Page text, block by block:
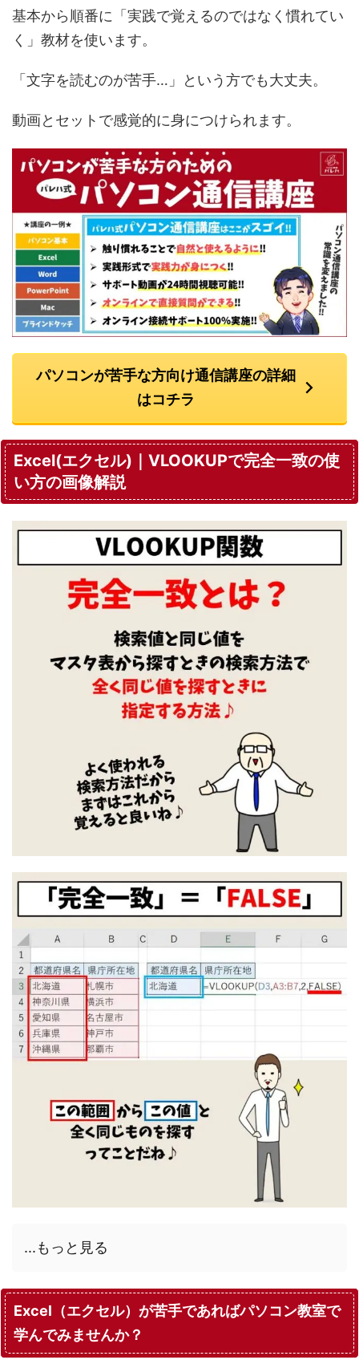
基本から順番に「実践で覚えるのではなく慣れてい
く」教材を使います。
「文字を読むのが苦手…」という方でも大丈夫。
動画とセットで感覚的に身につけられます。
パソコンが苦手な方向け通信講座の詳細
はコチラ
Excel(エクセル)｜VLOOKUPで完全一致の使
い方の画像解説
...もっと見る
Excel（エクセル）が苦手であればパソコン教室で
学んでみませんか？